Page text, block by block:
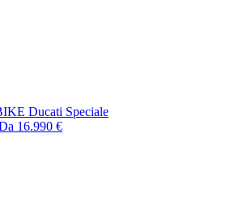
Ducati Speciale
16.990 €